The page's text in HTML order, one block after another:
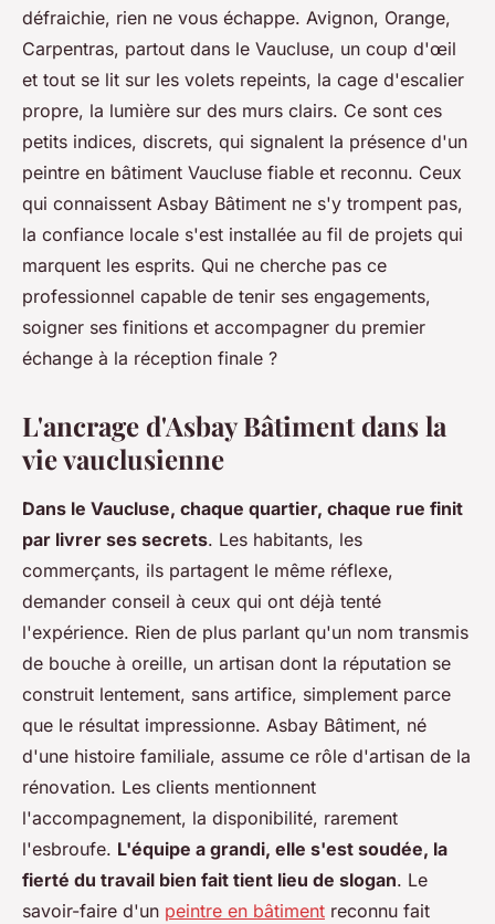
défraichie, rien ne vous échappe. Avignon, Orange,
Carpentras, partout dans le Vaucluse, un coup d'œil
et tout se lit sur les volets repeints, la cage d'escalier
propre, la lumière sur des murs clairs. Ce sont ces
petits indices, discrets, qui signalent la présence d'un
peintre en bâtiment Vaucluse fiable et reconnu. Ceux
qui connaissent Asbay Bâtiment ne s'y trompent pas,
la confiance locale s'est installée au fil de projets qui
marquent les esprits. Qui ne cherche pas ce
professionnel capable de tenir ses engagements,
soigner ses finitions et accompagner du premier
échange à la réception finale ?
L'ancrage d'Asbay Bâtiment dans la
vie vauclusienne
Dans le Vaucluse, chaque quartier, chaque rue finit
par livrer ses secrets. Les habitants, les
commerçants, ils partagent le même réflexe,
demander conseil à ceux qui ont déjà tenté
l'expérience. Rien de plus parlant qu'un nom transmis
de bouche à oreille, un artisan dont la réputation se
construit lentement, sans artifice, simplement parce
que le résultat impressionne. Asbay Bâtiment, né
d'une histoire familiale, assume ce rôle d'artisan de la
rénovation. Les clients mentionnent
l'accompagnement, la disponibilité, rarement
l'esbroufe. L'équipe a grandi, elle s'est soudée, la
fierté du travail bien fait tient lieu de slogan. Le
savoir-faire d'un peintre en bâtiment reconnu fait